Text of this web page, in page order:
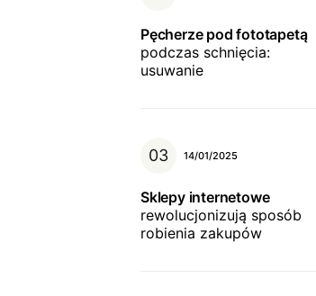
Pęcherze pod fototapetą
podczas schnięcia:
usuwanie
14/01/2025
Sklepy internetowe
rewolucjonizują sposób
robienia zakupów